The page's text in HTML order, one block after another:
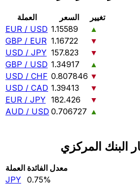
العملة السعر
تغيير
EUR / USD 1.15589
▲
GBP / EUR 1.16722
▼
USD / JPY 157.823
▼
GBP / USD 1.34917
▲
USD / CHF 0.807846 ▼
USD / CAD 1.39413
▼
EUR / JPY 182.426
▼
AUD / USD 0.706727 ▲
البنك المركزي
العملة معدل الفائدة
JPY 0.75‎%‎